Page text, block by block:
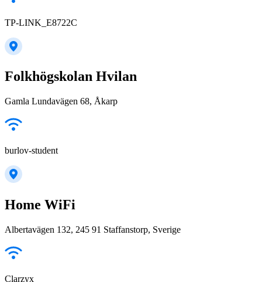
TP-LINK_E8722C
Folkhögskolan Hvilan
Gamla Lundavägen 68, Åkarp
burlov-student
Home WiFi
Albertavägen 132, 245 91 Staffanstorp, Sverige
Clarzyx